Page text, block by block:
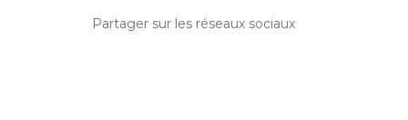
Partager sur les réseaux sociaux